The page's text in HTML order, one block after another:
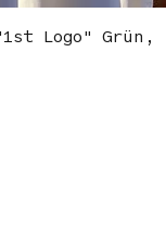
Logo" Grün,